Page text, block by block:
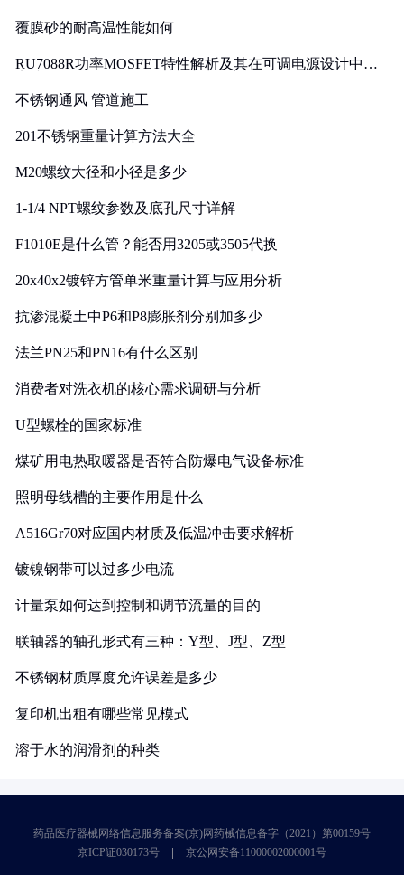
覆膜砂的耐高温性能如何
RU7088R功率MOSFET特性解析及其在可调电源设计中的
不锈钢通风 管道施工
201不锈钢重量计算方法大全
M20螺纹大径和小径是多少
1-1/4 NPT螺纹参数及底孔尺寸详解
F1010E是什么管？能否用3205或3505代换
20x40x2镀锌方管单米重量计算与应用分析
抗渗混凝土中P6和P8膨胀剂分别加多少
法兰PN25和PN16有什么区别
消费者对洗衣机的核心需求调研与分析
U型螺栓的国家标准
煤矿用电热取暖器是否符合防爆电气设备标准
照明母线槽的主要作用是什么
A516Gr70对应国内材质及低温冲击要求解析
镀镍钢带可以过多少电流
计量泵如何达到控制和调节流量的目的
联轴器的轴孔形式有三种：Y型、J型、Z型
不锈钢材质厚度允许误差是多少
复印机出租有哪些常见模式
溶于水的润滑剂的种类
药品医疗器械网络信息服务备案(京)网药械信息备字（2021）第00159号
京ICP证030173号
京公网安备11000002000001号